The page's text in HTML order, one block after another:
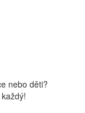
nebo děti?